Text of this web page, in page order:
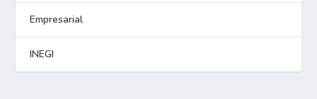
Empresarial
INEGI